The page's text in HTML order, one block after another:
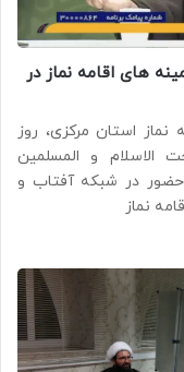
های اقامه نماز در
استان مرکزی، روز
و المسلمین
حضور در شبکه آفتاب و
نماز